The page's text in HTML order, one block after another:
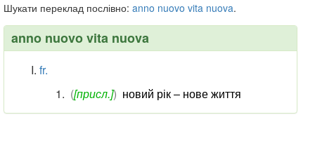
Шукати переклад послівно: anno nuovo vita nuova.
anno nuovo vita nuova
fr.
([присл.]) новий рік ‒ нове життя